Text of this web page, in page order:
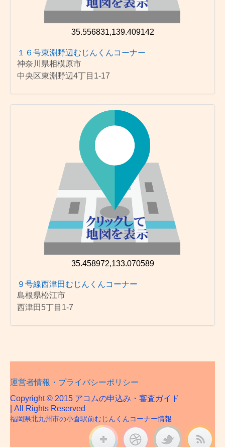
35.556831,139.409142
１６号東淵野辺むじんくんコーナー
神奈川県相模原市
中央区東淵野辺4丁目1-17
35.458972,133.070589
９号線西津田むじんくんコーナー
島根県松江市
西津田5丁目1-7
運営者情報・プライバシーポリシー
Copyright © 2015 アコムの申込み・審査ガイド
| All Rights Reserved
福岡県北九州市の小倉駅前むじんくんコーナー情報